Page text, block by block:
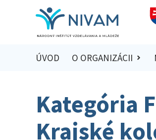
ÚVOD O ORGANIZÁCII
Kategória
Krajské